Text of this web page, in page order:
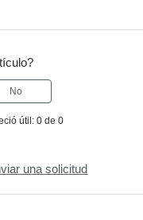
No
útil: 0 de 0
una solicitud